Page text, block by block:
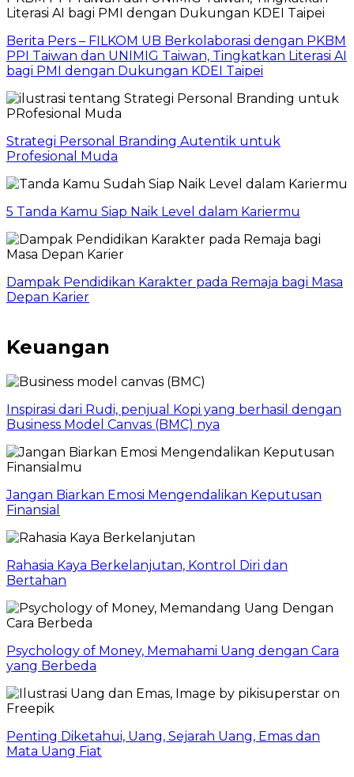
Berita Pers – FILKOM UB Berkolaborasi dengan PKBM
PPI Taiwan dan UNIMIG Taiwan, Tingkatkan Literasi AI
bagi PMI dengan Dukungan KDEI Taipei
Strategi Personal Branding Autentik untuk
Profesional Muda
5 Tanda Kamu Siap Naik Level dalam Kariermu
Dampak Pendidikan Karakter pada Remaja bagi Masa
Depan Karier
Keuangan
Inspirasi dari Rudi, penjual Kopi yang berhasil dengan
Business Model Canvas (BMC) nya
Jangan Biarkan Emosi Mengendalikan Keputusan
Finansial
Rahasia Kaya Berkelanjutan, Kontrol Diri dan
Bertahan
Psychology of Money, Memahami Uang dengan Cara
yang Berbeda
Penting Diketahui, Uang, Sejarah Uang, Emas dan
Mata Uang Fiat